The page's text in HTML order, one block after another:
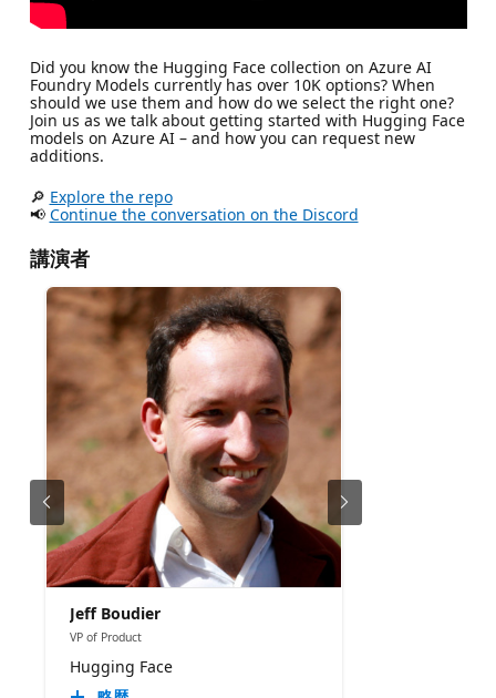
Did you know the Hugging Face collection on Azure AI
Foundry Models currently has over 10K options? When
should we use them and how do we select the right one?
Join us as we talk about getting started with Hugging Face
models on Azure AI – and how you can request new
additions.
🔎 Explore the repo
📢 Continue the conversation on the Discord
講演者
Jeff Boudier
VP of Product
Hugging Face